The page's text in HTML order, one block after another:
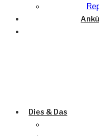
Dies & Das